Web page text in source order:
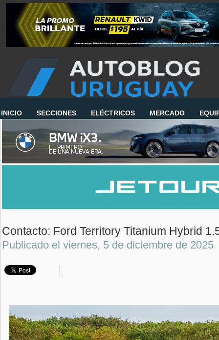
INICIO SECCIONES ELÉCTRICOS MERCADO
Contacto: Ford Territory Titanium Hybrid
Publicado el viernes, 5 de diciembre de 2025